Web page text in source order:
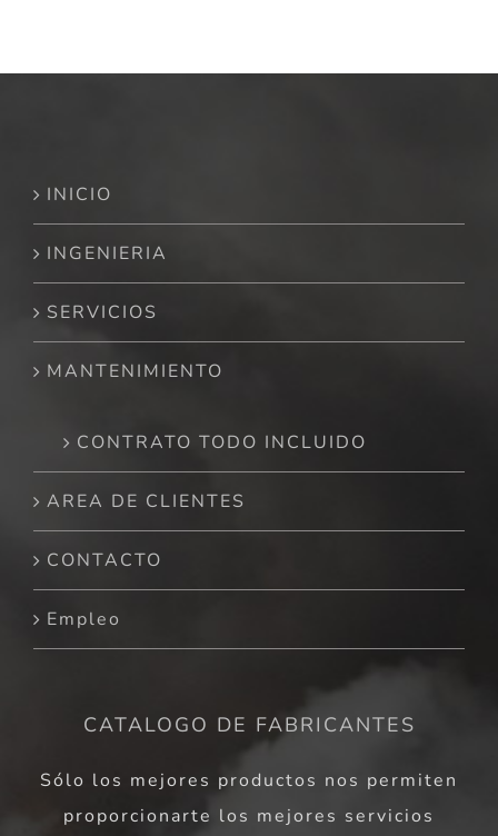
INICIO
INGENIERIA
SERVICIOS
MANTENIMIENTO
CONTRATO TODO INCLUIDO
AREA DE CLIENTES
CONTACTO
Empleo
CATALOGO DE FABRICANTES
Sólo los mejores productos nos permiten
proporcionarte los mejores servicios